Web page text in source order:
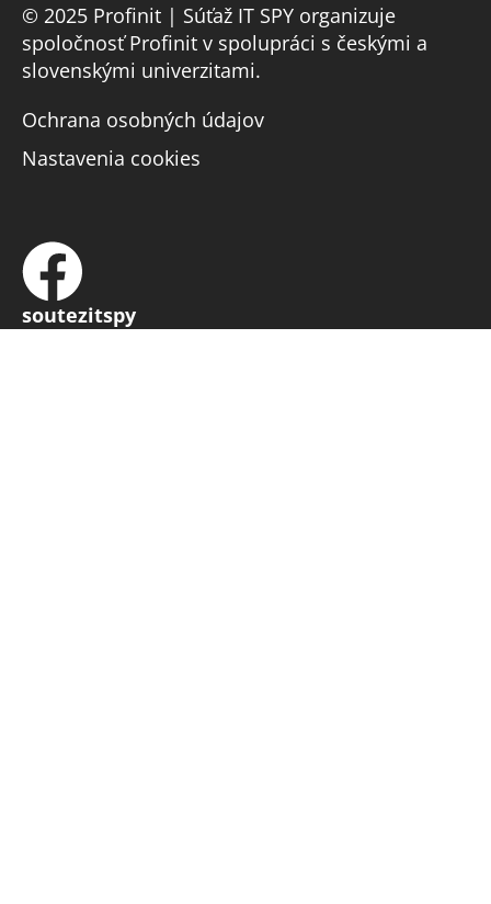
© 2025 Profinit | Súťaž IT SPY organizuje
spoločnosť Profinit v spolupráci s českými a
slovenskými univerzitami.
Ochrana osobných údajov
Nastavenia cookies
soutezitspy